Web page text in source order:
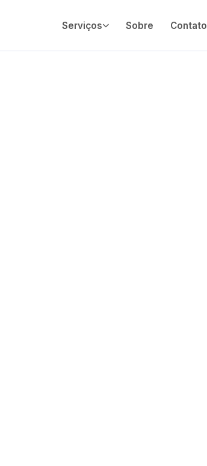
Serviços Sobre Contato